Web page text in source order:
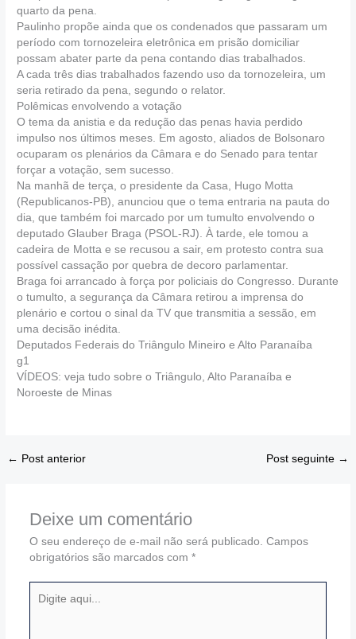
quarto da pena.
Paulinho propõe ainda que os condenados que passaram um
período com tornozeleira eletrônica em prisão domiciliar
possam abater parte da pena contando dias trabalhados.
A cada três dias trabalhados fazendo uso da tornozeleira, um
seria retirado da pena, segundo o relator.
Polêmicas envolvendo a votação
O tema da anistia e da redução das penas havia perdido
impulso nos últimos meses. Em agosto, aliados de Bolsonaro
ocuparam os plenários da Câmara e do Senado para tentar
forçar a votação, sem sucesso.
Na manhã de terça, o presidente da Casa, Hugo Motta
(Republicanos-PB), anunciou que o tema entraria na pauta do
dia, que também foi marcado por um tumulto envolvendo o
deputado Glauber Braga (PSOL-RJ). À tarde, ele tomou a
cadeira de Motta e se recusou a sair, em protesto contra sua
possível cassação por quebra de decoro parlamentar.
Braga foi arrancado à força por policiais do Congresso. Durante
o tumulto, a segurança da Câmara retirou a imprensa do
plenário e cortou o sinal da TV que transmitia a sessão, em
uma decisão inédita.
Deputados Federais do Triângulo Mineiro e Alto Paranaíba
g1
VÍDEOS: veja tudo sobre o Triângulo, Alto Paranaíba e
Noroeste de Minas
← Post anterior Post seguinte →
Deixe um comentário
O seu endereço de e-mail não será publicado. Campos
obrigatórios são marcados com *
aqui...